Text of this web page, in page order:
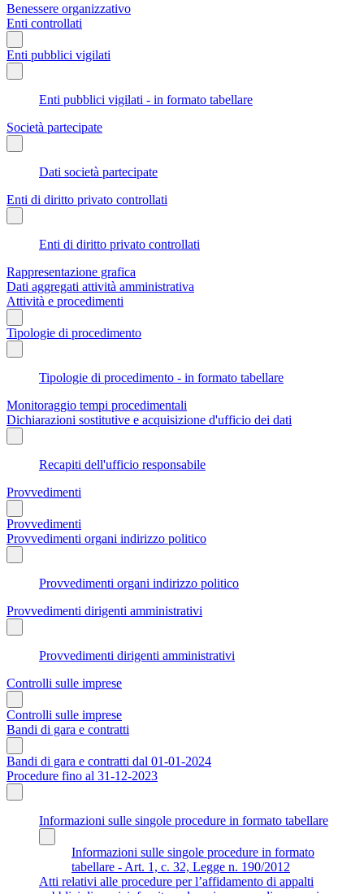
Benessere organizzativo
Enti controllati
Enti pubblici vigilati
Enti pubblici vigilati - in formato tabellare
Società partecipate
Dati società partecipate
Enti di diritto privato controllati
Enti di diritto privato controllati
Rappresentazione grafica
Dati aggregati attività amministrativa
Attività e procedimenti
Tipologie di procedimento
Tipologie di procedimento - in formato tabellare
Monitoraggio tempi procedimentali
Dichiarazioni sostitutive e acquisizione d'ufficio dei dati
Recapiti dell'ufficio responsabile
Provvedimenti
Provvedimenti
Provvedimenti organi indirizzo politico
Provvedimenti organi indirizzo politico
Provvedimenti dirigenti amministrativi
Provvedimenti dirigenti amministrativi
Controlli sulle imprese
Controlli sulle imprese
Bandi di gara e contratti
Bandi di gara e contratti dal 01-01-2024
Procedure fino al 31-12-2023
Informazioni sulle singole procedure in formato tabellare
Informazioni sulle singole procedure in formato
tabellare - Art. 1, c. 32, Legge n. 190/2012
Atti relativi alle procedure per l’affidamento di appalti